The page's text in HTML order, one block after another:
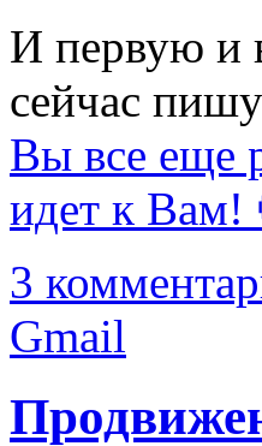
И первую и
сейчас
Вы все еще
идет к Вам!
3
Gmail